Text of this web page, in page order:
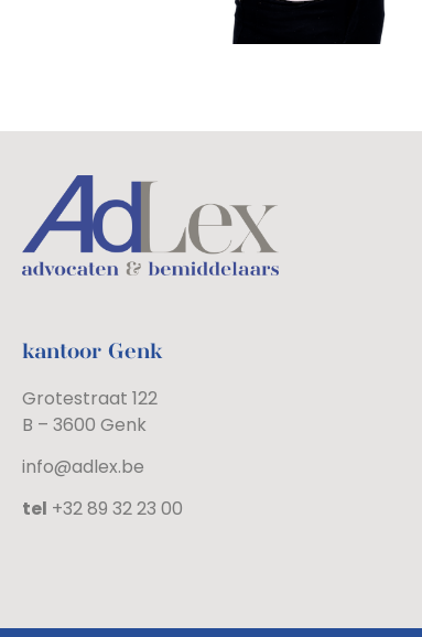
kantoor Genk
Grotestraat 122
B – 3600 Genk
info@adlex.be
tel +32 89 32 23 00